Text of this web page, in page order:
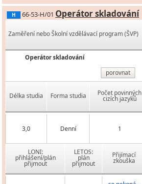
H 66-53-H/01 Operátor skladování
Zaměření nebo Školní vzdělávací program (ŠVP)
Operátor skladování
porovnat
Délka studia Forma studia Počet povinných
cizích jazyků
3,0 Denní 1
LONI:
přihlášení/plán
přijmout
LETOS:
plán
přijmout
Přijímací
zkouška